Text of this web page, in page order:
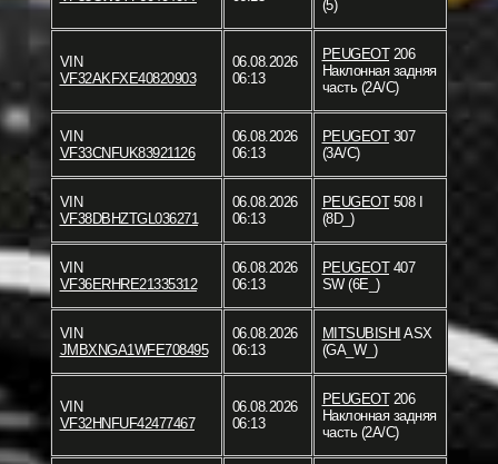
(5)
VIN
VF32AKFXE40820903
06.08.2026
06:13
PEUGEOT206
Наклонная задняя
часть (2A/C)
VIN
VF33CNFUK83921126
06.08.2026
06:13
PEUGEOT307
(3A/C)
VIN
VF38DBHZTGL036271
06.08.2026
06:13
PEUGEOT508 I
(8D_)
VIN
VF36ERHRE21335312
06.08.2026
06:13
PEUGEOT407
SW (6E_)
VIN
JMBXNGA1WFE708495
06.08.2026
06:13
MITSUBISHI ASX
(GA_W_)
VIN
VF32HNFUF42477467
06.08.2026
06:13
PEUGEOT206
Наклонная задняя
часть (2A/C)